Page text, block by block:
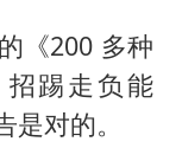
《200 多种
踢走负能
对的。